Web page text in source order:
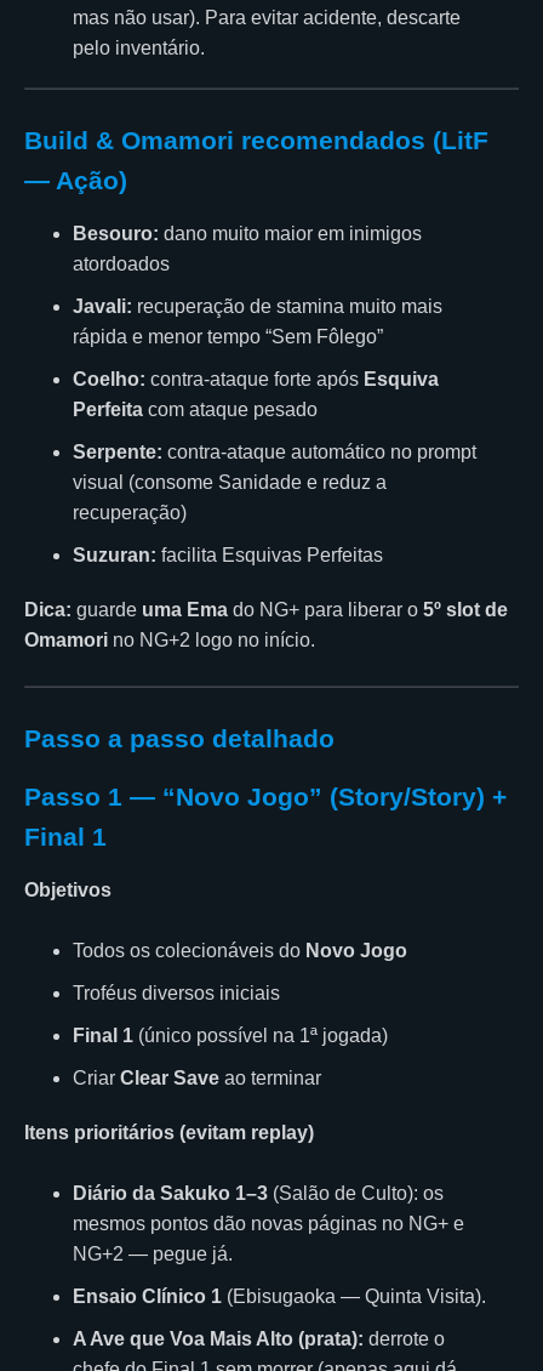
mas não usar). Para evitar acidente, descarte
pelo inventário.
Build & Omamori recomendados (LitF
— Ação)
Besouro: dano muito maior em inimigos
atordoados
Javali: recuperação de stamina muito mais
rápida e menor tempo “Sem Fôlego”
Coelho: contra-ataque forte após Esquiva
Perfeita com ataque pesado
Serpente: contra-ataque automático no prompt
visual (consome Sanidade e reduz a
recuperação)
Suzuran: facilita Esquivas Perfeitas
Dica: guarde uma Ema do NG+ para liberar o 5º slot de
Omamori no NG+2 logo no início.
Passo a passo detalhado
Passo 1 — “Novo Jogo” (Story/Story) +
Final 1
Objetivos
Todos os colecionáveis do Novo Jogo
Troféus diversos iniciais
Final 1 (único possível na 1ª jogada)
Criar Clear Save ao terminar
Itens prioritários (evitam replay)
Diário da Sakuko 1–3 (Salão de Culto): os
mesmos pontos dão novas páginas no NG+ e
NG+2 — pegue já.
Ensaio Clínico 1 (Ebisugaoka — Quinta Visita).
A Ave que Voa Mais Alto (prata): derrote o